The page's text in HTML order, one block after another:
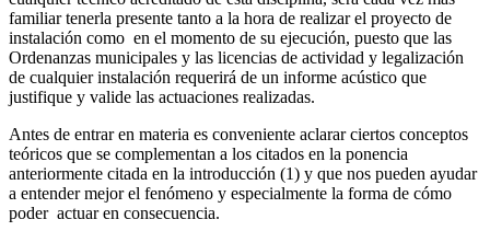
familiar tenerla presente tanto a la hora de realizar el proyecto de
instalación como en el momento de su ejecución, puesto que las
Ordenanzas municipales y las licencias de actividad y legalización
de cualquier instalación requerirá de un informe acústico que
justifique y valide las actuaciones realizadas.
Antes de entrar en materia es conveniente aclarar ciertos conceptos
teóricos que se complementan a los citados en la ponencia
anteriormente citada en la introducción (1) y que nos pueden ayudar
a entender mejor el fenómeno y especialmente la forma de cómo
poder actuar en consecuencia.